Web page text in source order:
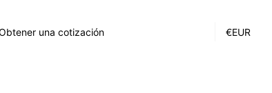
€EUR
una cotización